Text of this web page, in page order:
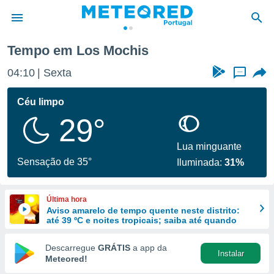
da
foi
fornecidas
a este
das
e
forma
digital
Tempo em Los Mochis
04:10 Sexta ...
Céu limpo
29°
Sensação de 35°
Lua minguante
Iluminada:31%
Última hora
Aviso amarelo de tempo quente neste distrito:
até 39 ºC e noites tropicais; saiba até quando
Descarregue GRÁTIS a app da
Meteored!
Instalar